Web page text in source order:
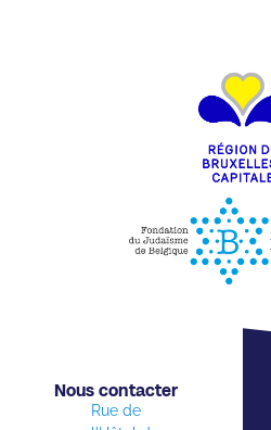
Nous contacter​
Rue de